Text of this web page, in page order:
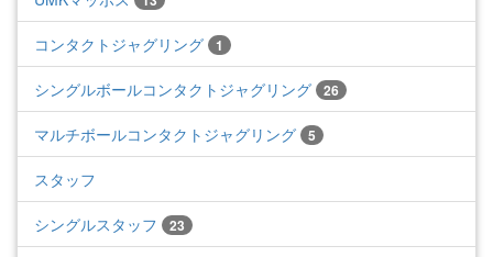
コンタクトジャグリング 1
シングルボールコンタクトジャグリング 26
マルチボールコンタクトジャグリング 5
スタッフ
シングルスタッフ 23